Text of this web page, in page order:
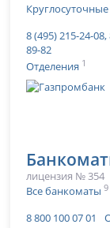
Круглосуточные
8 (495) 215-24-
89-82
Отделения 1
лицензия № 354
Все банкоматы 9
8 800 100 07 01